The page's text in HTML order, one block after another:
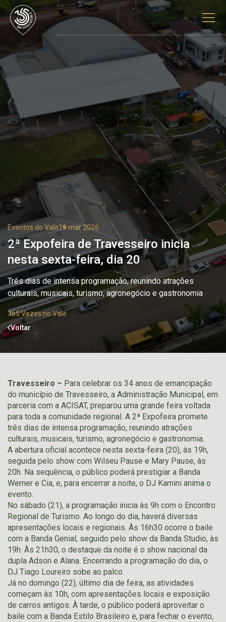
Eventos do Vale19 mar 2026
2ª Expofeira de Travesseiro inicia
nesta sexta-feira, dia 20
Três dias de intensa programação, reunindo atrações
culturais, musicais, turismo, agronegócio e gastronomia
365 Vezes no Vale
Voltar
Travesseiro – Para celebrar os 34 anos de emancipação
do município de Travesseiro, a Administração Municipal, em
parceria com a ACISAT, preparou uma grande feira voltada
para toda a comunidade regional. A 2ª Expofeira promete
três dias de intensa programação, reunindo atrações
culturais, musicais, turismo, agronegócio e gastronomia.
A abertura oficial acontece nesta sexta-feira (20), às 19h,
seguida pelo show com Wilseu Pause e Mary Pause, às
20h. Na sequência, o público poderá prestigiar a Banda
Werner e Cia, e, para encerrar a noite, o DJ Kamini anima o
evento.
No sábado (21), a programação inicia às 9h com o Encontro
Regional de Turismo. Ao longo do dia, haverá diversas
apresentações locais e regionais. Às 16h30 ocorre o baile
com a Banda Genial, seguido pelo show da Banda Studio, às
19h. Às 21h30, o destaque da noite é o show nacional da
dupla Adson e Alana. Encerrando a programação do dia, o
DJ Tiago Loureiro sobe ao palco.
Já no domingo (22), último dia de feira, as atividades
começam às 10h, com apresentações locais e exposição
de carros antigos. À tarde, o público poderá aproveitar o
baile com a Banda Estilo Brasileiro e, para fechar o evento,